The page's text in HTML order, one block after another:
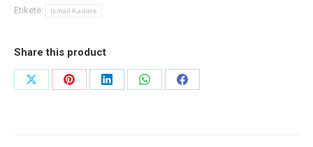
Shqiptarëve
Etiketë: Ismail Kadare
Share this product
Share
Share
Share
Share
Share